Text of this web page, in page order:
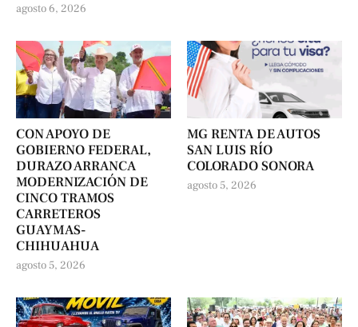
agosto 6, 2026
CON APOYO DE
GOBIERNO FEDERAL,
DURAZO ARRANCA
MODERNIZACIÓN DE
CINCO TRAMOS
CARRETEROS
GUAYMAS-
CHIHUAHUA
agosto 5, 2026
MG RENTA DE AUTOS
SAN LUIS RÍO
COLORADO SONORA
agosto 5, 2026